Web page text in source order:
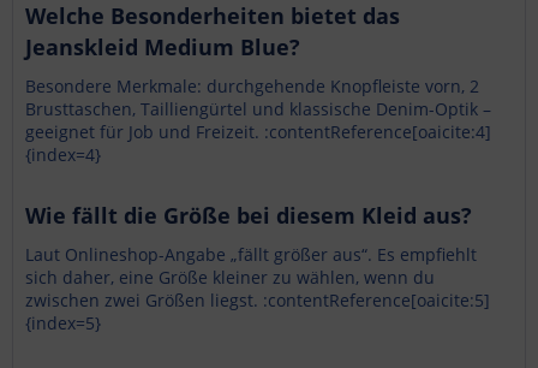
Welche Besonderheiten bietet das
Jeanskleid Medium Blue?
Besondere Merkmale: durchgehende Knopfleiste vorn, 2
Brusttaschen, Tailliengürtel und klassische Denim-Optik –
geeignet für Job und Freizeit. :contentReference[oaicite:4]
{index=4}
Wie fällt die Größe bei diesem Kleid aus?
Laut Onlineshop-Angabe „fällt größer aus“. Es empfiehlt
sich daher, eine Größe kleiner zu wählen, wenn du
zwischen zwei Größen liegst. :contentReference[oaicite:5]
{index=5}